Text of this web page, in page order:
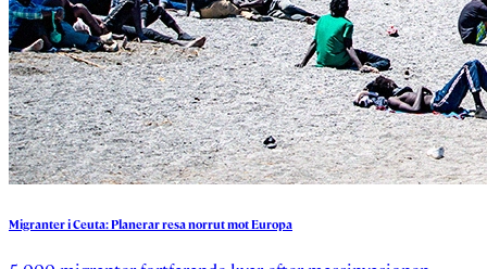
MigranteriCeuta:PlanerarresanorrutmotEuropa